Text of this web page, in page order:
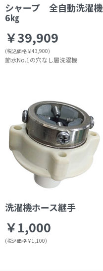
シャープ 全自動洗濯機
6㎏
￥39,909
(税込価格￥43,900)
節水No.1の穴なし層洗濯機
洗濯機ホース継手
￥1,000
(税込価格￥1,100)